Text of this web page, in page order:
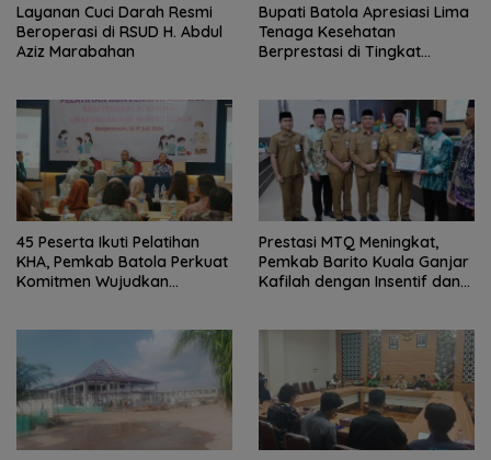
Layanan Cuci Darah Resmi
Beroperasi di RSUD H. Abdul
Aziz Marabahan
Bupati Batola Apresiasi Lima
Tenaga Kesehatan
Berprestasi di Tingkat
45 Peserta Ikuti Pelatihan
KHA, Pemkab Batola Perkuat
Komitmen Wujudkan
Prestasi MTQ Meningkat,
Pemkab Barito Kuala Ganjar
Kafilah dengan Insentif dan